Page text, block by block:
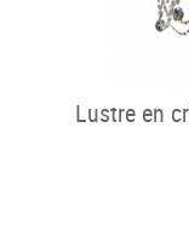
Lustre en